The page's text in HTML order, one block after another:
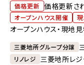
価格更新 価格更新さ
オープンハウス開催
オープンハウス・現地
三菱地所グループ分譲
リノレジ 三菱地所レジ